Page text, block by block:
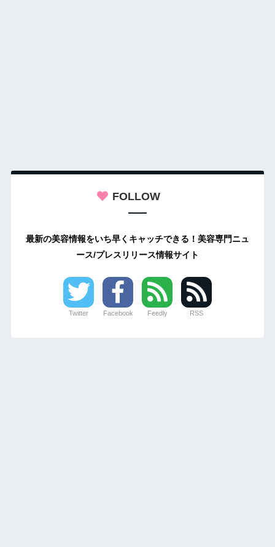
FOLLOW
最新の美容情報をいち早くキャッチできる！美容専門ニュ
ース/プレスリリース情報サイト
Twitter Facebook Feedly RSS